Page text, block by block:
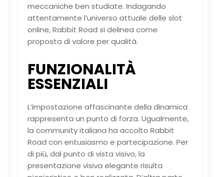
meccaniche ben studiate. Indagando
attentamente l’universo attuale delle slot
online, Rabbit Road si delinea come
proposta di valore per qualità.
FUNZIONALITÀ
ESSENZIALI
L’impostazione affascinante della dinamica
rappresenta un punto di forza. Ugualmente,
la community italiana ha accolto Rabbit
Road con entusiasmo e partecipazione. Per
di più, dal punto di vista visivo, la
presentazione visiva elegante risulta